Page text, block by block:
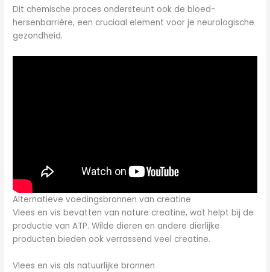
Dit chemische proces ondersteunt ook de bloed-
hersenbarrière, een cruciaal element voor je neurologische
gezondheid.
Alternatieve voedingsbronnen van creatine
Vlees en vis bevatten van nature creatine, wat helpt bij de
productie van ATP. Wilde dieren en andere dierlijke
producten bieden ook verrassend veel creatine.
Vlees en vis als natuurlijke bronnen